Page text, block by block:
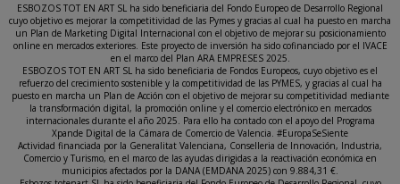
ESBOZOS TOT EN ART SL ha sido beneficiaria del Fondo Europeo de Desarrollo Regional
cuyo objetivo es mejorar la competitividad de las Pymes y gracias al cual ha puesto en marcha
un Plan de Marketing Digital Internacional con el objetivo de mejorar su posicionamiento
online en mercados exteriores. Este proyecto de inversión ha sido cofinanciado por el IVACE
en el marco del Plan ARA EMPRESES 2025.
ESBOZOS TOT EN ART SL ha sido beneficiaria de Fondos Europeos, cuyo objetivo es el
refuerzo del crecimiento sostenible y la competitividad de las PYMES, y gracias al cual ha
puesto en marcha un Plan de Acción con el objetivo de mejorar su competitividad mediante
la transformación digital, la promoción online y el comercio electrónico en mercados
internacionales durante el año 2025. Para ello ha contado con el apoyo del Programa
Xpande Digital de la Cámara de Comercio de Valencia. #EuropaSeSiente
Actividad financiada por la Generalitat Valenciana, Conselleria de Innovación, Industria,
Comercio y Turismo, en el marco de las ayudas dirigidas a la reactivación económica en
municipios afectados por la DANA (EMDANA 2025) con 9.884,31 €.